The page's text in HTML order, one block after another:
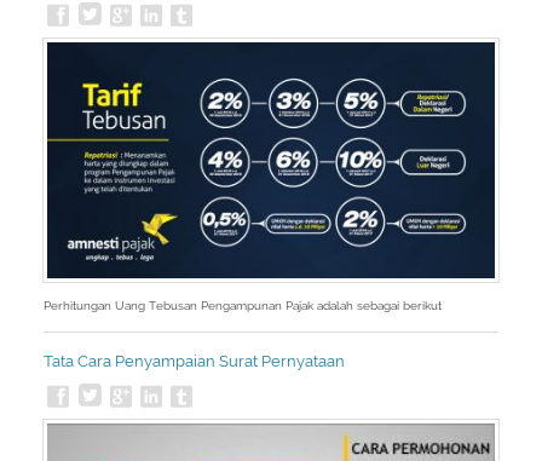
Perhitungan Uang Tebusan Pengampunan Pajak adalah sebagai berikut
Tata Cara Penyampaian Surat Pernyataan